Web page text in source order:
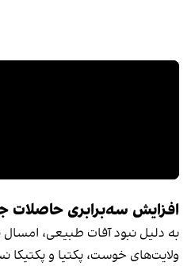
افزایش سه‌برابری حاصلات
به دلیل نبود آفات طبیعی،
ولایت‌های خوست، پکتیا و